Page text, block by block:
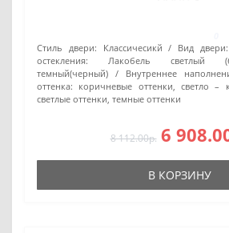
Стиль двери:
Классичесикй Вид двери:
остекления:
Лакобель светлый
темный(черный)
Внутреннее
оттенка: коричневые оттенки, светло –
светлые оттенки, темные оттенки
8 112.00р. 6
В КОРЗИНУ